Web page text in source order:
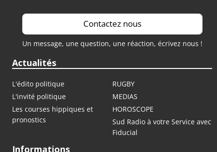
Contactez nous
Un message, une question, une réaction, écrivez nous !
Actualités
L'édito politique
RUGBY
L'invité politique
MEDIAS
Les courses hippiques et
pronostics
HOROSCOPE
Sud Radio à votre Service avec
Fiducial
Informations